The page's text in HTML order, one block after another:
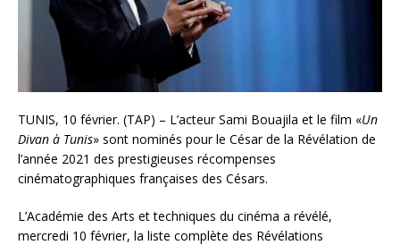
TUNIS, 10 février. (TAP) – L’acteur Sami Bouajila et le film «Un
Divan à Tunis» sont nominés pour le César de la Révélation de
l’année 2021 des prestigieuses récompenses
cinématographiques françaises des Césars.
L’Académie des Arts et techniques du cinéma a révélé,
mercredi 10 février, la liste complète des Révélations